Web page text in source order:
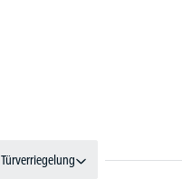
Türverriegelung